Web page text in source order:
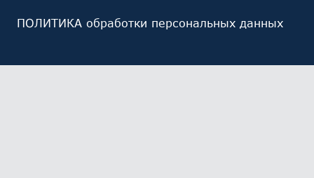
ПОЛИТИКА обработки персональных данных